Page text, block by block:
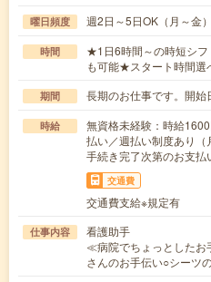
曜日頻度 週2日～5日OK（月～
時間
★1日6時間～の時短シ
も可能★スタート時間
期間 長期のお仕事です。開
時給
無資格未経験：時給
払い／週払い制度あり
手続き完了次第のお支払
交通費
交通費支給※規定有
仕事内容
看護助手
≪病院でちょっとした
さんのお手伝い○シーツ